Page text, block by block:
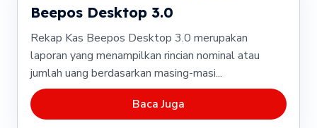
Beepos Desktop 3.0
Rekap Kas Beepos Desktop 3.0 merupakan
laporan yang menampilkan rincian nominal atau
jumlah uang berdasarkan masing-masi...
Baca Juga